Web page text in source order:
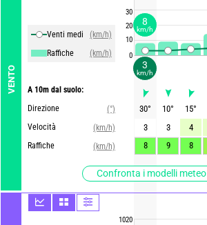
VENTO
Venti medi
(km/h)
Raffiche
(km/h)
A 10m dal suolo:
Direzione
(°)
Velocità
(km/h)
Raffiche
(km/h)
Confronta i modelli meteo
30
20
10
0
1020
30° 10° 15°
3
3 4
8
9 8
3
km/h
8
km/h